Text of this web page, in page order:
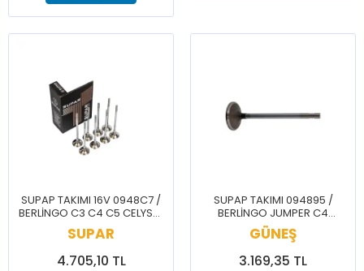
SUPAP TAKIMI 16V 0948C7 /
BERLİNGO C3 C4 C5 CELYSEE
206 207 208 3008 301 307
308 5008 508 PRTNR
SUPAR
4.705,10 TL
SUPAP TAKIMI 094895 /
BERLİNGO JUMPER C4
PİCASSO C5 JUMPY 206 306
406 407 BOXER EXPERT
PARTNER
GÜNEŞ
3.169,35 TL